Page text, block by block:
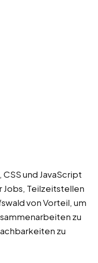
und JavaScript
Jobs, Teilzeitstellen
von Vorteil, um
zu
zu